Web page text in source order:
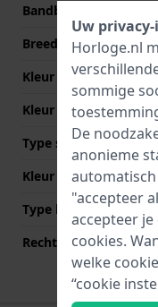
Bandbreedte
Breedte bandaanzet
Kleur Band
Kleur stiksel
Type sluiting
Kleur sluiting
Type bevestiging
Rechte bandaanzet
Uw
Horloge.nl
sommige
De
anonieme
"accepteer
accepteer
cookies.
welke
“cookie